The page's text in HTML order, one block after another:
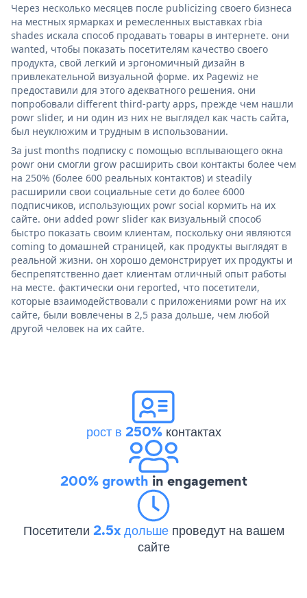
Через несколько месяцев после publicizing своего бизнеса
на местных ярмарках и ремесленных выставках rbia
shades искала способ продавать товары в интернете. они
wanted, чтобы показать посетителям качество своего
продукта, свой легкий и эргономичный дизайн в
привлекательной визуальной форме. их Pagewiz не
предоставили для этого адекватного решения. они
попробовали different third-party apps, прежде чем нашли
powr slider, и ни один из них не выглядел как часть сайта,
был неуклюжим и трудным в использовании.
За just months подписку с помощью всплывающего окна
powr они смогли grow расширить свои контакты более чем
на 250% (более 600 реальных контактов) и steadily
расширили свои социальные сети до более 6000
подписчиков, использующих powr social кормить на их
сайте. они added powr slider как визуальный способ
быстро показать своим клиентам, поскольку они являются
coming to домашней страницей, как продукты выглядят в
реальной жизни. он хорошо демонстрирует их продукты и
беспрепятственно дает клиентам отличный опыт работы
на месте. фактически они reported, что посетители,
которые взаимодействовали с приложениями powr на их
сайте, были вовлечены в 2,5 раза дольше, чем любой
другой человек на их сайте.
рост в 250%контактах
200% growth in engagement
Посетители 2.5x дольше проведут на вашем
сайте